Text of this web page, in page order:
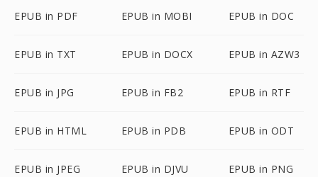
EPUB in PDF EPUB in MOBI EPUB in DOC
EPUB in TXT EPUB in DOCX EPUB in AZW3
EPUB in JPG EPUB in FB2 EPUB in RTF
EPUB in HTML EPUB in PDB EPUB in ODT
EPUB in JPEG EPUB in DJVU EPUB in PNG